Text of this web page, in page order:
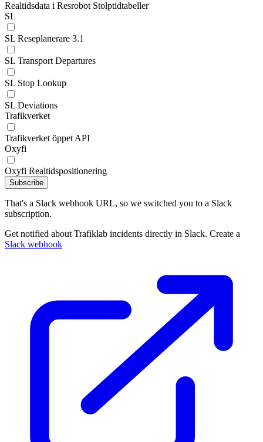
Realtidsdata i Resrobot Stolptidtabeller
SL
SL Reseplanerare 3.1
SL Transport Departures
SL Stop Lookup
SL Deviations
Trafikverket
Trafikverket öppet API
Oxyfi
Oxyfi Realtidspositionering
Subscribe
That's a Slack webhook URL, so we switched you to a Slack
subscription.
Get notified about Trafiklab incidents directly in Slack. Create a
Slack webhook